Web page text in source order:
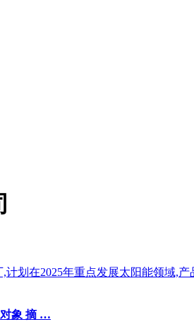
划在2025年重点发展太阳能领域,
象 摘 …